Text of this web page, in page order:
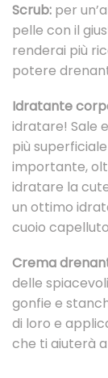
Scrub: per
pelle con il
renderai più
potere
Idratante
idratare! Sale
più
importante,
idratare la
un ottimo
cuoio
Crema
delle
gonfie e
di loro e
che ti aiuterà